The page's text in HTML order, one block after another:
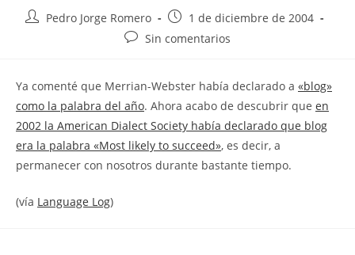
AutorPedro Jorge Romero
Publicación
de
1 de diciembre de 2004
Comentarios
entrada:
Sin comentarios
Ya comenté que Merrian-Webster había declarado a «blog»
como la palabra del año. Ahora acabo de descubrir que en
2002 la American Dialect Society había declarado que blog
era la palabra «Most likely to succeed», es decir, a
permanecer con nosotros durante bastante tiempo.
(vía Language Log)